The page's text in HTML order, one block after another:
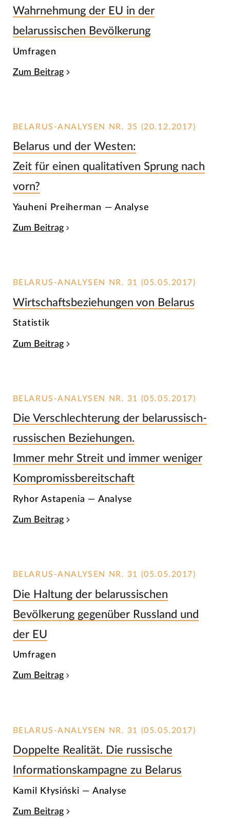
Wahrnehmung der EU in der
belarussischen Bevölkerung
Umfragen
Zum Beitrag
BELARUS-ANALYSEN NR. 35 (20.12.2017)
Belarus und der Westen:
Zeit für einen qualitativen Sprung nach
vorn?
Yauheni Preiherman — Analyse
Zum Beitrag
BELARUS-ANALYSEN NR. 31 (05.05.2017)
Wirtschaftsbeziehungen von Belarus
Statistik
Zum Beitrag
BELARUS-ANALYSEN NR. 31 (05.05.2017)
Die Verschlechterung der belarussisch-
russischen Beziehungen.
Immer mehr Streit und immer weniger
Kompromissbereitschaft
Ryhor Astapenia — Analyse
Zum Beitrag
BELARUS-ANALYSEN NR. 31 (05.05.2017)
Die Haltung der belarussischen
Bevölkerung gegenüber Russland und
der EU
Umfragen
Zum Beitrag
BELARUS-ANALYSEN NR. 31 (05.05.2017)
Doppelte Realität. Die russische
Informationskampagne zu Belarus
Kamil Kłysiński — Analyse
Zum Beitrag